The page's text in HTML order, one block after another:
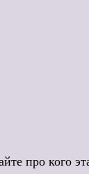
про кого